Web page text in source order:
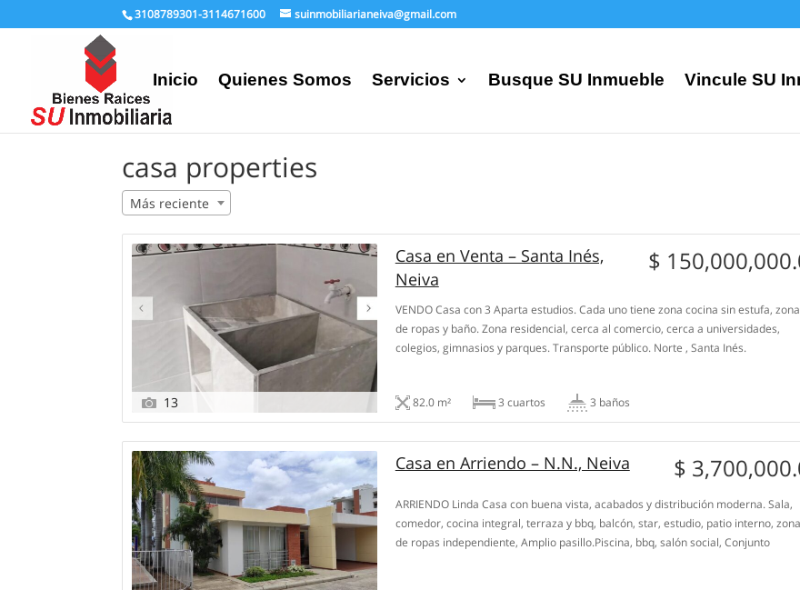
3108789301-3114671600 suinmobiliarianeiva@gmail.com
Inicio Quienes Somos Servicios Busque SU Inmueble Vincule SU
casa properties
Más reciente
13
Casa en Venta – Santa Inés,
Neiva
$
VENDO Casa con 3 Aparta estudios. Cada uno tiene zona cocina sin estufa, zona
de ropas y baño. Zona residencial, cerca al comercio, cerca a universidades,
colegios, gimnasios y parques. Transporte público. Norte , Santa Inés.
82.0 m² 3 сuartos 3 baños
Casa en Arriendo – N.N., Neiva $
ARRIENDO Linda Casa con buena vista, acabados y distribución moderna. Sala,
comedor, cocina integral, terraza y bbq, balcón, star, estudio, patio interno, zona
de ropas independiente, Amplio pasillo.Piscina, bbq, salón social, Conjunto